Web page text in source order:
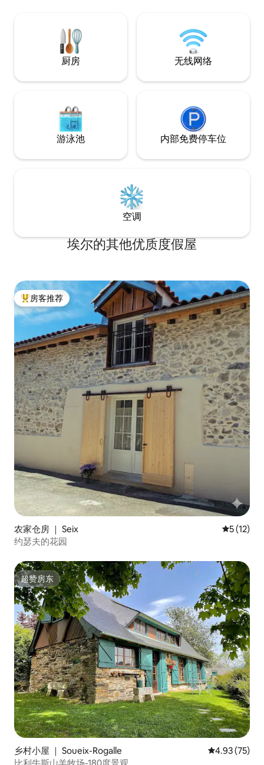
www.tourisme-couserans-
pyrenees.com
厨房 无线网络
游泳池 内部免费停车位
空调
埃尔的其他优质度假屋
热门「房客推荐」
房客推荐
农家仓房 ｜ Seix 平均评分
5 (12)
约瑟夫的花园
超赞房东
超赞房东
乡村小屋 ｜ Soueix-Rogalle 平均评分
4.93 (75)